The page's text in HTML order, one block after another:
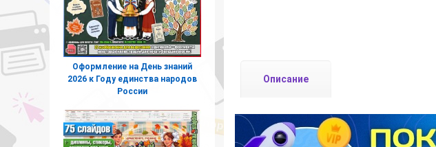
Описание
Оформление на День знаний
2026 к Году единства народов
России